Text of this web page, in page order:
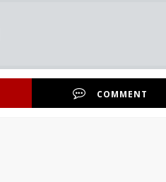
COMMENT